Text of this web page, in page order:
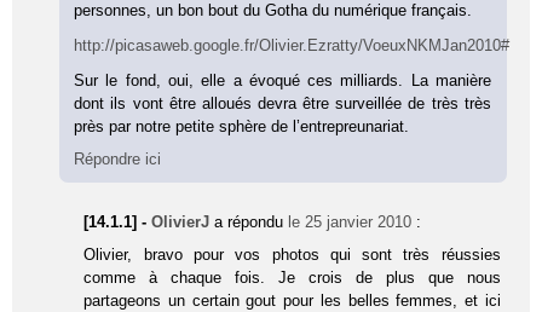
personnes, un bon bout du Gotha du numérique français.
http://picasaweb.google.fr/Olivier.Ezratty/VoeuxNKMJan2010#
Sur le fond, oui, elle a évoqué ces milliards. La manière
dont ils vont être alloués devra être surveillée de très très
près par notre petite sphère de l’entrepreunariat.
Répondre ici
[14.1.1] -OlivierJ a répondu le 25 janvier 2010 :
Olivier, bravo pour vos photos qui sont très réussies
comme à chaque fois. Je crois de plus que nous
partageons un certain gout pour les belles femmes, et ici